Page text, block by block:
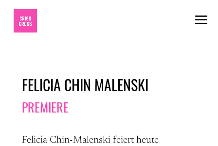
FELICIA CHIN MALENSKI
PREMIERE
Felicia Chin-Malenski feiert heute